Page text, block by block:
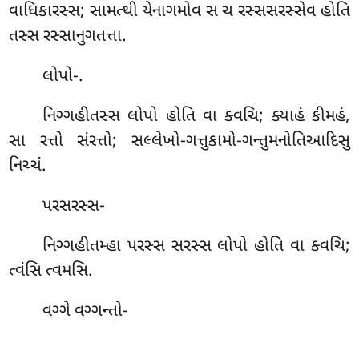
વાધિકારસ્સ; સામત્થી યેનાગમોવ સ ચ રસ્સસરસ્સેવ હોતિ
તસ્સ રસ્સાનુગતત્તા.
લોપો-.
નિગ્ગહીતસ્સ લોપો હોતિ વા ક્વચિ; ક્યાહં કીમહં,
સા રત્તો સંરત્તો; સલ્લેખો-ગત્તુકામો-ગન્તુમનોતિઆદિસુ
નિચ્ચં.
પરસરસ્સ-
નિગ્ગહીતમ્હા પરસ્સ સરસ્સ લોપો હોતિ વા ક્વચિ;
ત્વંસિ ત્વમસિ.
વગ્ગે વગ્ગન્તો-